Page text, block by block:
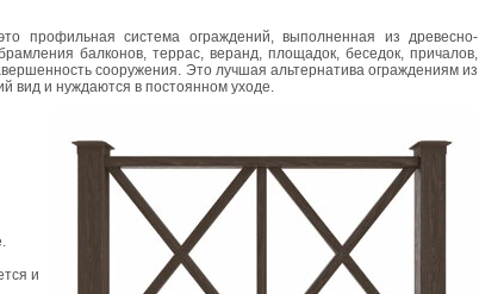
профильная система ограждений, выполненная из древесно-
балконов, террас, веранд, площадок, беседок, причалов,
сооружения. Это лучшая альтернатива ограждениям из
вид и нуждаются в постоянном уходе.
и